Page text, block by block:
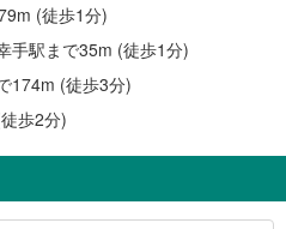
(徒歩1分)
手駅まで35m (徒歩1分)
174m (徒歩3分)
歩2分)